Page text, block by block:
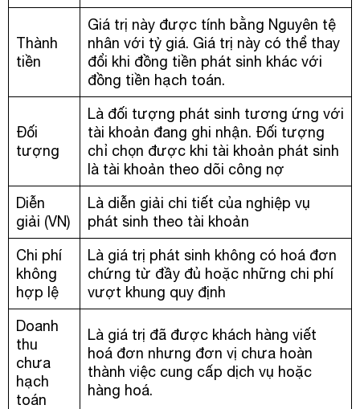
Thành
tiền
Giá trị này được tính bằng Nguyên tệ
nhân với tỷ giá. Giá trị này có thể thay
đổi khi đồng tiền phát sinh khác với
đồng tiền hạch toán.
Đối
tượng
Là đối tượng phát sinh tương ứng với
tài khoản đang ghi nhận. Đối tượng
chỉ chọn được khi tài khoản phát sinh
là tài khoản theo dõi công nợ
Diễn
giải (VN)
Là diễn giải chi tiết của nghiệp vụ
phát sinh theo tài khoản
Chi phí
không
hợp lệ
Là giá trị phát sinh không có hoá đơn
chứng từ đầy đủ hoặc những chi phí
vượt khung quy định
Doanh
thu
chưa
hạch
toán
Là giá trị đã được khách hàng viết
hoá đơn nhưng đơn vị chưa hoàn
thành việc cung cấp dịch vụ hoặc
hàng hoá.